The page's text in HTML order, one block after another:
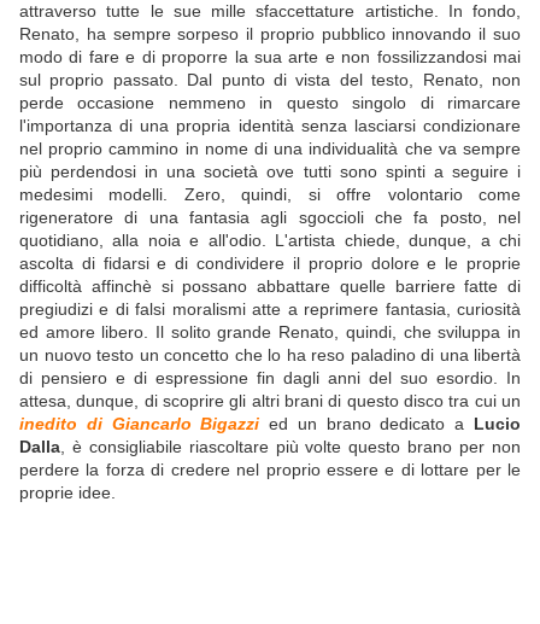
attraverso tutte le sue mille sfaccettature artistiche. In fondo,
Renato, ha sempre sorpeso il proprio pubblico innovando il suo
modo di fare e di proporre la sua arte e non fossilizzandosi mai
sul proprio passato. Dal punto di vista del testo, Renato, non
perde occasione nemmeno in questo singolo di rimarcare
l'importanza di una propria identità senza lasciarsi condizionare
nel proprio cammino in nome di una individualità che va sempre
più perdendosi in una società ove tutti sono spinti a seguire i
medesimi modelli. Zero, quindi, si offre volontario come
rigeneratore di una fantasia agli sgoccioli che fa posto, nel
quotidiano, alla noia e all'odio. L'artista chiede, dunque, a chi
ascolta di fidarsi e di condividere il proprio dolore e le proprie
difficoltà affinchè si possano abbattare quelle barriere fatte di
pregiudizi e di falsi moralismi atte a reprimere fantasia, curiosità
ed amore libero. Il solito grande Renato, quindi, che sviluppa in
un nuovo testo un concetto che lo ha reso paladino di una libertà
di pensiero e di espressione fin dagli anni del suo esordio. In
attesa, dunque, di scoprire gli altri brani di questo disco tra cui un
inedito di Giancarlo Bigazzi ed un brano dedicato a Lucio
Dalla , è consigliabile riascoltare più volte questo brano per non
perdere la forza di credere nel proprio essere e di lottare per le
proprie idee.